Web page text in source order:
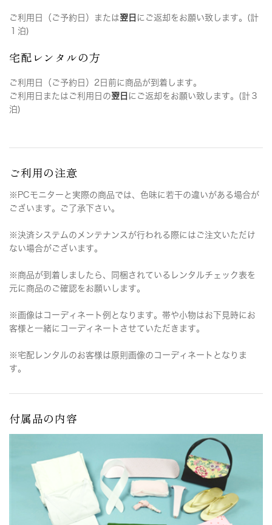
ご利用日（ご予約日）または翌日 にご返却をお願い致します。(計
１泊)
宅配レンタルの方
ご利用日（ご予約日）2日前に商品が到着します。
ご利用日またはご利用日の翌日 にご返却をお願い致します。(計３
泊)
ご利用の注意
※PCモニターと実際の商品では、色味に若干の違いがある場合が
ございます。ご了承下さい。
※決済システムのメンテナンスが行われる際にはご注文いただけ
ない場合がございます。
※商品が到着しましたら、同梱されているレンタルチェック表を
元に商品のご確認をお願いします。
※画像はコーディネート例となります。帯や小物はお下見時にお
客様と一緒にコーディネートさせていただきます。
※宅配レンタルのお客様は原則画像のコーディネートとなりま
す。
付属品の内容